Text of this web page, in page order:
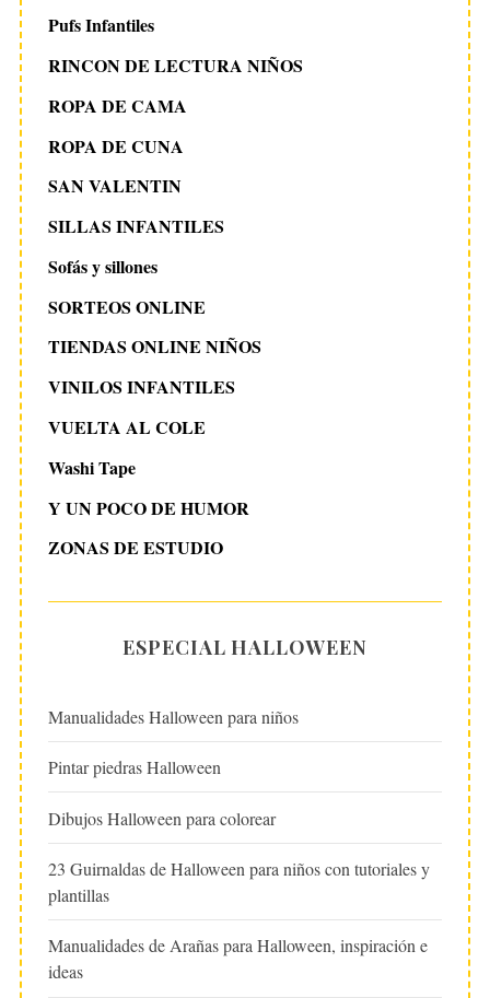
Pufs Infantiles
RINCON DE LECTURA NIÑOS
ROPA DE CAMA
ROPA DE CUNA
SAN VALENTIN
SILLAS INFANTILES
Sofás y sillones
SORTEOS ONLINE
TIENDAS ONLINE NIÑOS
VINILOS INFANTILES
VUELTA AL COLE
Washi Tape
Y UN POCO DE HUMOR
ZONAS DE ESTUDIO
ESPECIAL HALLOWEEN
Manualidades Halloween para niños
Pintar piedras Halloween
Dibujos Halloween para colorear
23 Guirnaldas de Halloween para niños con tutoriales y
plantillas
Manualidades de Arañas para Halloween, inspiración e
ideas